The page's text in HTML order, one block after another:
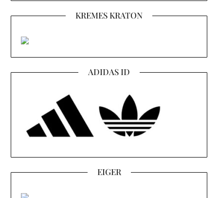
KREMES KRATON
ADIDAS ID
EIGER